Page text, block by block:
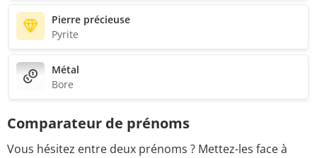
Pierre précieuse
Pyrite
Métal
Bore
Comparateur de prénoms
Vous hésitez entre deux prénoms ? Mettez-les face à